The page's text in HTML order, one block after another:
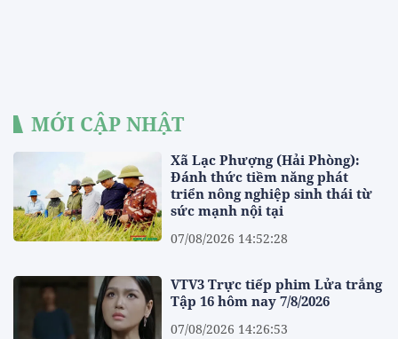
MỚI CẬP NHẬT
Xã Lạc Phượng (Hải Phòng):
Đánh thức tiềm năng phát
triển nông nghiệp sinh thái từ
sức mạnh nội tại
07/08/2026 14:52:28
VTV3 Trực tiếp phim Lửa trắng
Tập 16 hôm nay 7/8/2026
07/08/2026 14:26:53